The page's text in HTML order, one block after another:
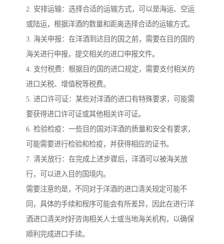
2. 安排运输：选择合适的运输方式，可以是海运、空运
或陆运，根据洋酒的数量和距离选择合适的运输方式。
3. 海关申报：在洋酒到达目的国之前，需要在目的国的
海关进行申报，提交相关的进口申报文件。
4. 支付税费：根据目的国的进口规定，需要支付相关的
进口关税、增值税等税费。
5. 进口许可证：某些对洋酒的进口有特殊要求，可能需
要获得进口许可证或其他相关许可证。
6. 检验检疫：一些目的国对洋酒的质量和安全有要求，
可能需要进行检验和检疫，并获得相应的证书。
7. 清关放行：在完成上述步骤后，洋酒可以被海关放
行，可以进入目的国境内。
需要注意的是，不同对于洋酒的进口清关规定可能不
同，具体的手续和程序可能会有所差异，因此在进行洋
酒进口清关时好咨询相关人士或当地海关机构，以确保
顺利完成进口手续。